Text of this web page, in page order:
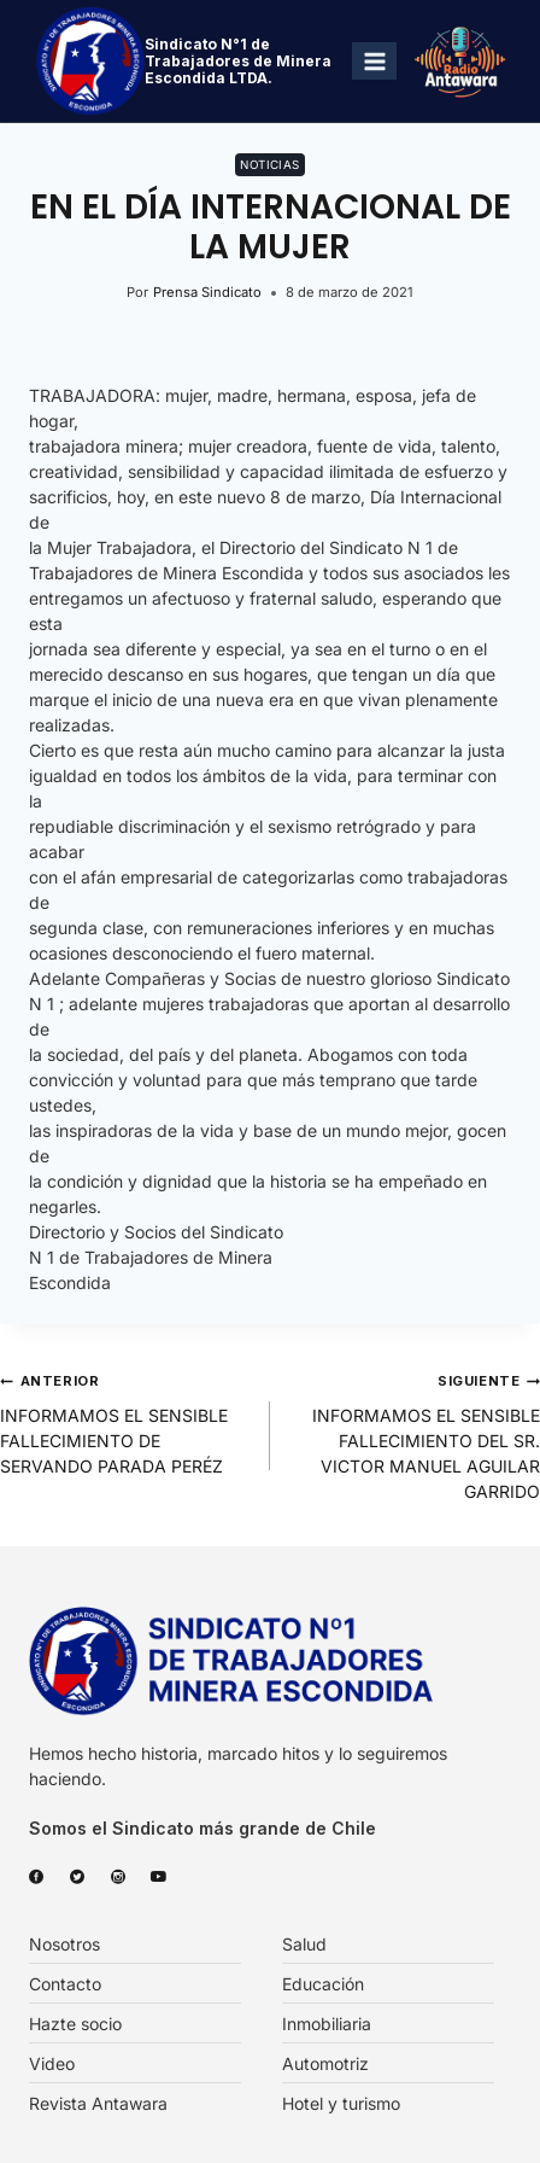
Sindicato N°1 de
Trabajadores de Minera
Escondida LTDA.
NOTICIAS
EN EL DÍA INTERNACIONAL DE
LA MUJER
Por Prensa Sindicato 8 de marzo de 2021
TRABAJADORA: mujer, madre, hermana, esposa, jefa de
hogar,
trabajadora minera; mujer creadora, fuente de vida, talento,
creatividad, sensibilidad y capacidad ilimitada de esfuerzo y
sacrificios, hoy, en este nuevo 8 de marzo, Día Internacional
de
la Mujer Trabajadora, el Directorio del Sindicato N 1 de
Trabajadores de Minera Escondida y todos sus asociados les
entregamos un afectuoso y fraternal saludo, esperando que
esta
jornada sea diferente y especial, ya sea en el turno o en el
merecido descanso en sus hogares, que tengan un día que
marque el inicio de una nueva era en que vivan plenamente
realizadas.
Cierto es que resta aún mucho camino para alcanzar la justa
igualdad en todos los ámbitos de la vida, para terminar con
la
repudiable discriminación y el sexismo retrógrado y para
acabar
con el afán empresarial de categorizarlas como trabajadoras
de
segunda clase, con remuneraciones inferiores y en muchas
ocasiones desconociendo el fuero maternal.
Adelante Compañeras y Socias de nuestro glorioso Sindicato
N 1 ; adelante mujeres trabajadoras que aportan al desarrollo
de
la sociedad, del país y del planeta. Abogamos con toda
convicción y voluntad para que más temprano que tarde
ustedes,
las inspiradoras de la vida y base de un mundo mejor, gocen
de
la condición y dignidad que la historia se ha empeñado en
negarles.
Directorio y Socios del Sindicato
N 1 de Trabajadores de Minera
Escondida
ANTERIOR
INFORMAMOS EL SENSIBLE
FALLECIMIENTO DE
SERVANDO PARADA PERÉZ
SIGUIENTE
INFORMAMOS EL SENSIBLE
FALLECIMIENTO DEL SR.
VICTOR MANUEL AGUILAR
GARRIDO
Hemos hecho historia, marcado hitos y lo seguiremos
haciendo.
Somos el Sindicato más grande de Chile
Nosotros
Contacto
Hazte socio
Video
Revista Antawara
Salud
Educación
Inmobiliaria
Automotriz
Hotel y turismo